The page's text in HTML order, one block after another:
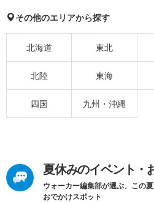
その他のエリアから探す
北海道 東北
北陸 東海
四国 九州・沖縄
夏休みのイベント・
ウォーカー編集部が選ぶ、この
おでかけスポット